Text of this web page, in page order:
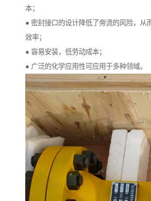
本；
● 密封接口的设计降低了旁流的风险，从
效率；
● 容易安装，低劳动成本；
● 广泛的化学应用性可应用于多种领域。